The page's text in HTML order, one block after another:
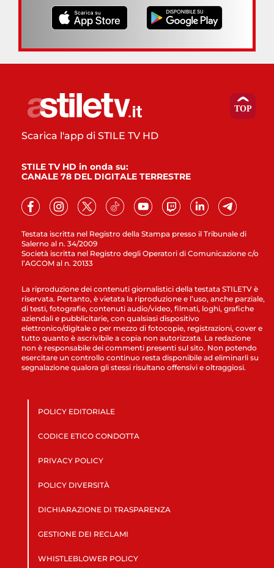
Testata iscritta nel Registro della Stampa presso il Tribunale di
Salerno al n. 34/2009
Società iscritta nel Registro degli Operatori di Comunicazione c/o
l’AGCOM al n. 20133
Scarica l'app di STILE TV HD
STILE TV HD in onda su:
CANALE 78 DEL DIGITALE TERRESTRE
La riproduzione dei contenuti giornalistici della testata STILETV è
riservata. Pertanto, è vietata la riproduzione e l’uso, anche parziale,
di testi, fotografie, contenuti audio/video, filmati, loghi, grafiche
aziendali e pubblicitarie, con qualsiasi dispositivo
elettronico/digitale o per mezzo di fotocopie, registrazioni, cover e
tutto quanto è ascrivibile a copia non autorizzata. La redazione
non è responsabile dei commenti presenti sul sito. Non potendo
esercitare un controllo continuo resta disponibile ad eliminarli su
segnalazione qualora gli stessi risultano offensivi e oltraggiosi.
POLICY EDITORIALE
CODICE ETICO CONDOTTA
PRIVACY POLICY
POLICY DIVERSITÀ
DICHIARAZIONE DI TRASPARENZA
GESTIONE DEI RECLAMI
WHISTLEBLOWER POLICY